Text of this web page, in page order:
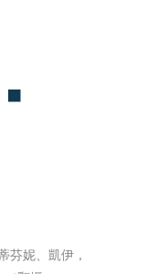
芬妮、凱伊，